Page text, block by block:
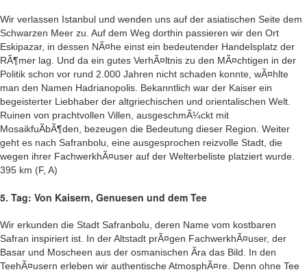
Wir verlassen Istanbul und wenden uns auf der asiatischen Seite dem
Schwarzen Meer zu. Auf dem Weg dorthin passieren wir den Ort
Eskipazar, in dessen NÃ¤he einst ein bedeutender Handelsplatz der
RÃ¶mer lag. Und da ein gutes VerhÃ¤ltnis zu den MÃ¤chtigen in der
Politik schon vor rund 2.000 Jahren nicht schaden konnte, wÃ¤hlte
man den Namen Hadrianopolis. Bekanntlich war der Kaiser ein
begeisterter Liebhaber der altgriechischen und orientalischen Welt.
Ruinen von prachtvollen Villen, ausgeschmÃ¼ckt mit
MosaikfuÃbÃ¶den, bezeugen die Bedeutung dieser Region. Weiter
geht es nach Safranbolu, eine ausgesprochen reizvolle Stadt, die
wegen ihrer FachwerkhÃ¤user auf der Welterbeliste platziert wurde.
395 km (F, A)
5. Tag: Von Kaisern, Genuesen und dem Tee
Wir erkunden die Stadt Safranbolu, deren Name vom kostbaren
Safran inspiriert ist. In der Altstadt prÃ¤gen FachwerkhÃ¤user, der
Basar und Moscheen aus der osmanischen Ãra das Bild. In den
TeehÃ¤usern erleben wir authentische AtmosphÃ¤re. Denn ohne Tee